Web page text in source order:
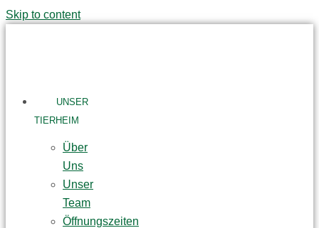
Skip to content
UNSER
TIERHEIM
Über
Uns
Unser
Team
Öffnungszeiten